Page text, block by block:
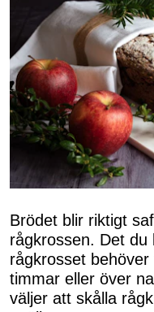
Brödet blir riktigt
rågkrossen. Det
rågkrosset
timmar eller över
väljer att skålla